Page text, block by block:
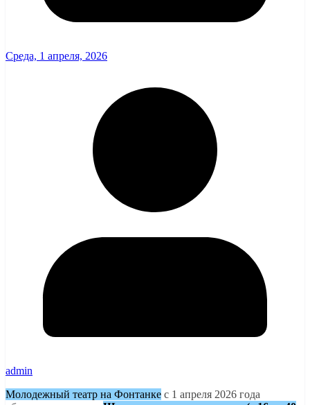
Среда, 1 апреля, 2026
admin
Молодежный театр на Фонтанке с 1 апреля 2026 года